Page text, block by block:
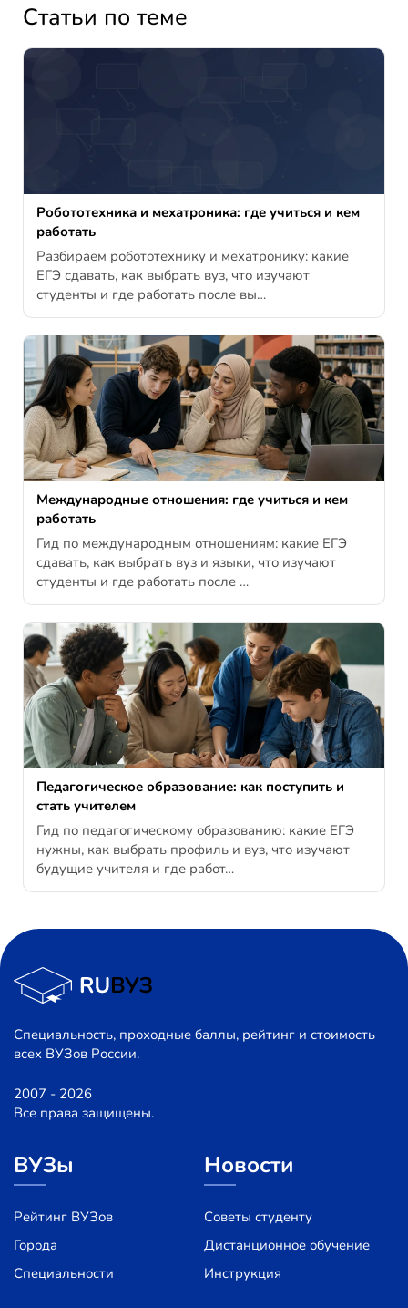
Статьи по теме
Робототехника и мехатроника: где учиться и кем
работать
Разбираем робототехнику и мехатронику: какие
ЕГЭ сдавать, как выбрать вуз, что изучают
студенты и где работать после вы…
Международные отношения: где учиться и кем
работать
Гид по международным отношениям: какие ЕГЭ
сдавать, как выбрать вуз и языки, что изучают
студенты и где работать после …
Педагогическое образование: как поступить и
стать учителем
Гид по педагогическому образованию: какие ЕГЭ
нужны, как выбрать профиль и вуз, что изучают
будущие учителя и где работ…
Специальность, проходные баллы, рейтинг и стоимость
всех ВУЗов России.
2007 - 2026
Все права защищены.
ВУЗы
Рейтинг ВУЗов
Города
Специальности
Новости
Советы студенту
Дистанционное обучение
Инструкция